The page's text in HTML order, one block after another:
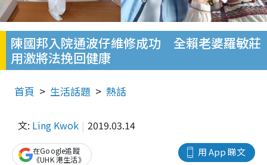
陳國邦入院通波仔維修成功 全賴老婆羅敏莊
用激將法挽回健康
首頁 生活話題 熱話
文: Ling Kwok 2019.03.14
用 App 睇文
在Google追蹤
《UHK 港生活》